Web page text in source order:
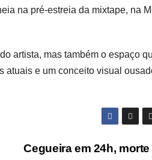
na pré-estreia da mixtape, na
artista, mas também o espaço
atuais e um conceito visual
Cegueira em 24h,